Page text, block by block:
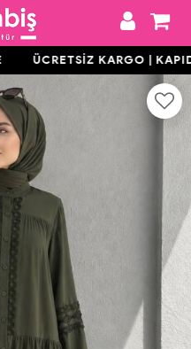
ÜCRETSİZ KARGO |